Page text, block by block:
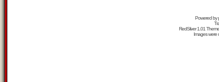
Powered by
RedSilver 1.01
Images were